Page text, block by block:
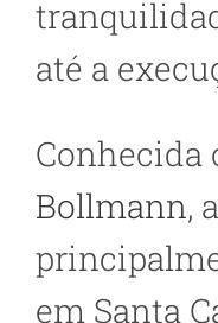
até a
Conhecida
Bollmann,
em Santa